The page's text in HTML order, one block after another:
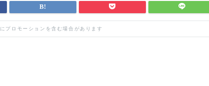
プロモーションを含む場合があります